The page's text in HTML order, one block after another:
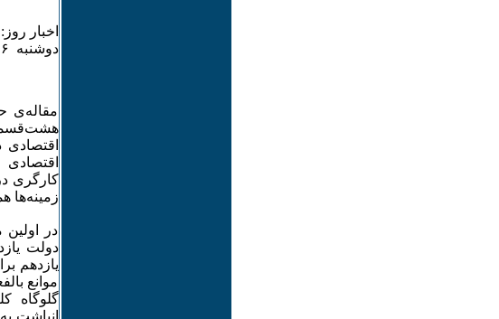
اخبار
دوشنبه ۲۶ اسفند ۱٣۹۲ - ۱۷ مارس ۲۰۱۴
مقاله‌­ی
کارگری
زمینه‌­ها
در
دولت
یازدهم
موانع
گلوگاه
انباشت